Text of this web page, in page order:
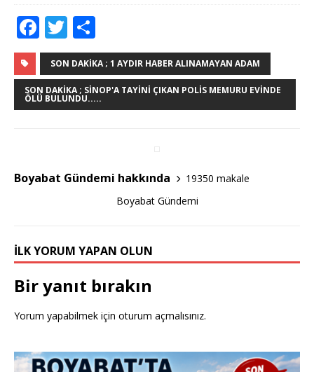
F
a
c
e
b
k
T
w
it
te
r
h
ar
e
SON DAKIKA ; 1 AYDIR HABER ALINAMAYAN ADAM
SON DAKIKA ; SINOP'A TAYINI ÇIKAN POLIS MEMURU EVINDE
ÖLÜ BULUNDU.....
Boyabat Gündemi hakkında
19350 makale
Boyabat Gündemi
İLK YORUM YAPAN OLUN
Bir yanıt bırakın
Yorum yapabilmek için oturum açmalısınız.